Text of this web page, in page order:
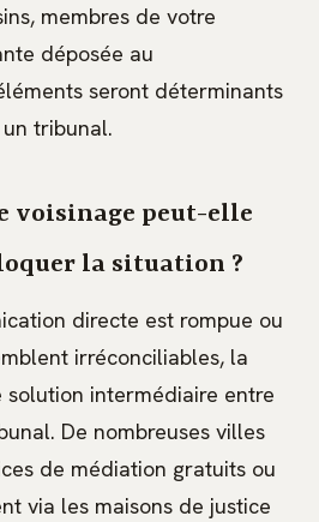
membres de votre
déposée au
seront déterminants
tribunal.
voisinage peut-elle
la situation ?
directe est rompue ou
irréconciliables, la
intermédiaire entre
De nombreuses villes
de médiation gratuits ou
via les maisons de justice